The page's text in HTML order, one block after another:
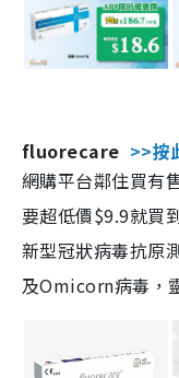
fluorecare >>按
網購平台鄰住買有
要超低價$9.9就買
新型冠狀病毒抗原
及Omicorn病毒，